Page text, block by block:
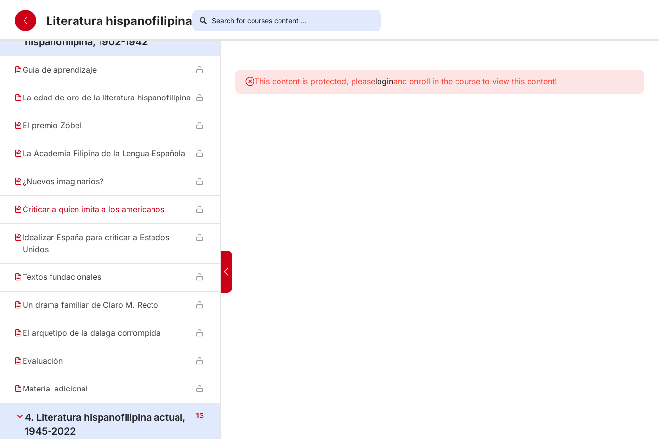
3. La edad de oro de la literatura
hispanofilipina, 1902-1942
Guía de aprendizaje
La edad de oro de la literatura hispanofilipina
El premio Zóbel
La Academia Filipina de la Lengua Española
¿Nuevos imaginarios?
Criticar a quien imita a los americanos
Idealizar España para criticar a Estados
Unidos
Textos fundacionales
Un drama familiar de Claro M. Recto
El arquetipo de la dalaga corrompida
Evaluación
Material adicional
4. Literatura hispanofilipina actual,
1945-2022
13
Literatura hispanofilipina
This content is protected, pleaseloginand enroll in the course to view this content!